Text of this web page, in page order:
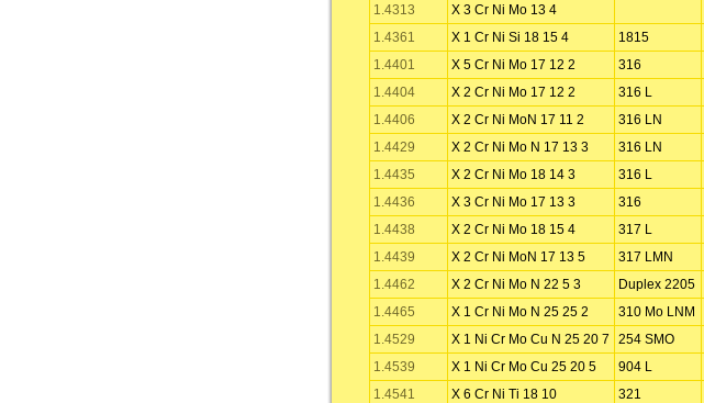
1.4313
X 3 Cr Ni Mo 13 4
1.4361
X 1 Cr Ni Si 18 15 4 1815
1.4401
X 5 Cr Ni Mo 17 12 2 316
1.4404
X 2 Cr Ni Mo 17 12 2 316 L
1.4406
X 2 Cr Ni MoN 17 11 2 316 LN
1.4429
X 2 Cr Ni Mo N 17 13 3 316 LN
1.4435
X 2 Cr Ni Mo 18 14 3 316 L
1.4436
X 3 Cr Ni Mo 17 13 3 316
1.4438
X 2 Cr Ni Mo 18 15 4 317 L
1.4439
X 2 Cr Ni MoN 17 13 5 317 LMN
1.4462
X 2 Cr Ni Mo N 22 5 3 Duplex 2205
1.4465
X 1 Cr Ni Mo N 25 25 2 310 Mo LNM
1.4529
X 1 Ni Cr Mo Cu N 25 20 7 254 SMO
1.4539
X 1 Ni Cr Mo Cu 25 20 5 904 L
1.4541
X 6 Cr Ni Ti 18 10 321